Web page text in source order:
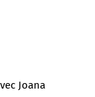
Joana